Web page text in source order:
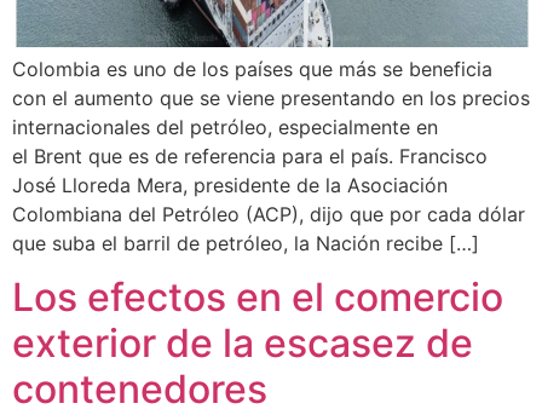
Colombia es uno de los países que más se beneficia
con el aumento que se viene presentando en los precios
internacionales del petróleo, especialmente en
el Brent que es de referencia para el país. Francisco
José Lloreda Mera, presidente de la Asociación
Colombiana del Petróleo (ACP), dijo que por cada dólar
que suba el barril de petróleo, la Nación recibe […]
Los efectos en el comercio
exterior de la escasez de
contenedores